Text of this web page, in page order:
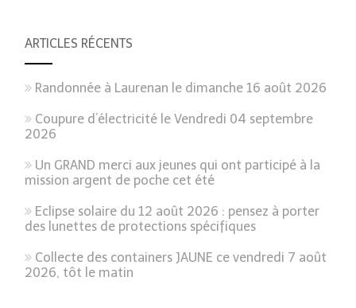
ARTICLES RÉCENTS
Randonnée à Laurenan le dimanche 16 août 2026
Coupure d’électricité le Vendredi 04 septembre
2026
Un GRAND merci aux jeunes qui ont participé à la
mission argent de poche cet été
Eclipse solaire du 12 août 2026 : pensez à porter
des lunettes de protections spécifiques
Collecte des containers JAUNE ce vendredi 7 août
2026, tôt le matin